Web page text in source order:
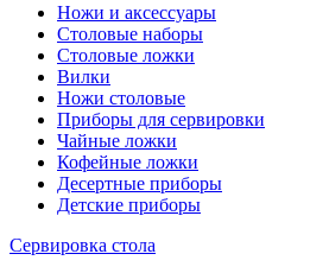
Ножи и аксессуары
Столовые наборы
Столовые ложки
Вилки
Ножи столовые
Приборы для сервировки
Чайные ложки
Кофейные ложки
Десертные приборы
Детские приборы
Сервировка стола